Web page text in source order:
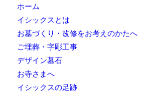
ホーム
イシックスとは
お墓づくり・改修をお考えのかたへ
ご埋葬・字彫工事
デザイン墓石
お寺さまへ
イシックスの足跡